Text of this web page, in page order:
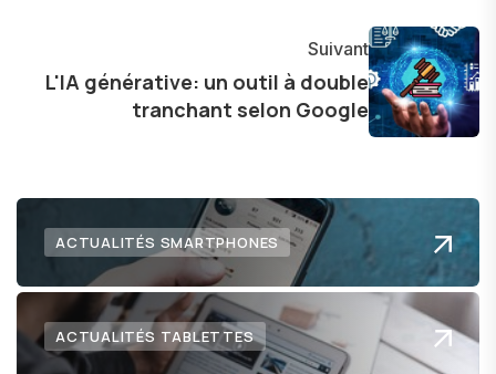
Suivant
L'IA générative: un outil à double
tranchant selon Google
ACTUALITÉS SMARTPHONES
ACTUALITÉS TABLETTES